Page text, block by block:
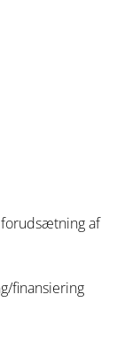
af
finansiering